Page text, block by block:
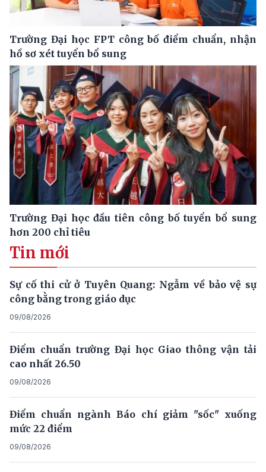
Trường Đại học FPT công bố điểm chuẩn, nhận
hồ sơ xét tuyển bổ sung
Trường Đại học đầu tiên công bố tuyển bổ sung
hơn 200 chỉ tiêu
Tin mới
Sự cố thi cử ở Tuyên Quang: Ngẫm về bảo vệ sự
công bằng trong giáo dục
09/08/2026
Điểm chuẩn trường Đại học Giao thông vận tải
cao nhất 26.50
09/08/2026
Điểm chuẩn ngành Báo chí giảm "sốc" xuống
mức 22 điểm
09/08/2026